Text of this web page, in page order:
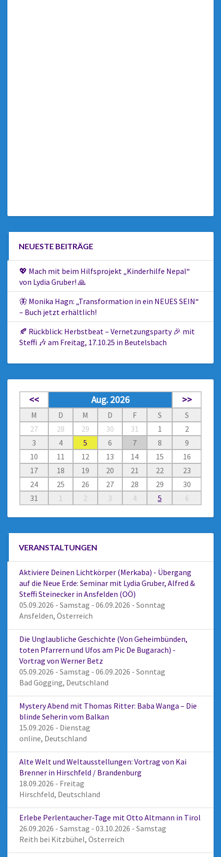
NEUESTE BEITRÄGE
💖 Mach mit beim Hilfsprojekt „Kinderhilfe Nepal“
von Lydia Gruber! 🙏
🦋 Monika Hagn: „Transformation in ein NEUES SEIN“
– Buch jetzt erhältlich!
🍂 Rückblick: Herbstbeat – Vernetzungsparty 🎉 mit
Steffi 🎶 am Freitag, 17.10.25 in Beutelsbach
<< Aug. 2026 >>
M D M D F S
S
27
28 29 30 31 1
2
3
4 5 6 7 8
9
10
11 12 13 14 15
16
17
18 19 20 21 22
23
24
25 26 27 28 29
30
31
1 2 3 4 5 6
VERANSTALTUNGEN
Aktiviere Deinen Lichtkörper (Merkaba) - Übergang
auf die Neue Erde: Seminar mit Lydia Gruber, Alfred &
Steffi Steinecker in Ansfelden (OÖ)
05.09.2026 - Samstag - 06.09.2026 - Sonntag
Ansfelden, Österreich
Die Unglaubliche Geschichte (Von Geheimbünden,
toten Pfarrern und Ufos am Pic De Bugarach) -
Vortrag von Werner Betz
05.09.2026 - Samstag - 06.09.2026 - Sonntag
Bad Gögging, Deutschland
Mystery Abend mit Thomas Ritter: Baba Wanga – Die
blinde Seherin vom Balkan
15.09.2026 - Dienstag
online, Deutschland
Alte Welt und Weltausstellungen: Vortrag von Kai
Brenner in Hirschfeld / Brandenburg
18.09.2026 - Freitag
Hirschfeld, Deutschland
Erlebe Perlentaucher-Tage mit Otto Altmann in Tirol
26.09.2026 - Samstag - 03.10.2026 - Samstag
Reith bei Kitzbühel, Österreich